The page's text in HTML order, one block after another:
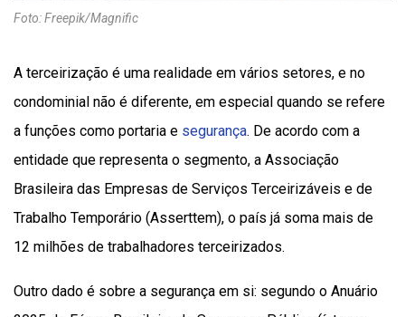
Foto: Freepik/Magnific
A terceirização é uma realidade em vários setores, e no
condominial não é diferente, em especial quando se refere
a funções como portaria e segurança. De acordo com a
entidade que representa o segmento, a Associação
Brasileira das Empresas de Serviços Terceirizáveis e de
Trabalho Temporário (Asserttem), o país já soma mais de
12 milhões de trabalhadores terceirizados.
Outro dado é sobre a segurança em si: segundo o Anuário